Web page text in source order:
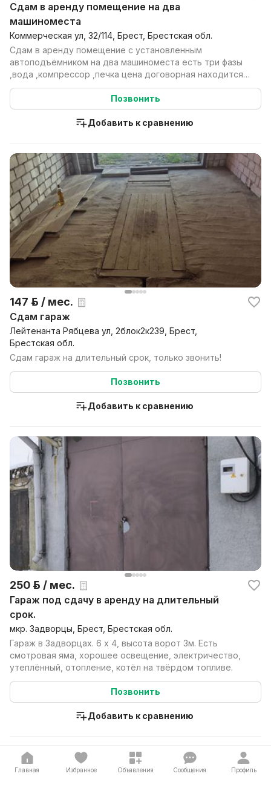
Сдам в аренду помещение на два
машиноместа
Коммерческая ул, 32/114, Брест, Брестская обл.
Сдам в аренду помещение с установленным
автоподъёмником на два машиноместа есть три фазы
,вода ,компрессор ,печка цена договорная находится
по улице ...
Позвонить
Добавить к сравнению
147 р. / мес.
Сдам гараж
Лейтенанта Рябцева ул, 2блок2к239, Брест,
Брестская обл.
Сдам гараж на длительный срок, только звонить!
Позвонить
Добавить к сравнению
250 р. / мес.
Гараж под сдачу в аренду на длительный
срок.
мкр. Задворцы, Брест, Брестская обл.
Гараж в Задворцах. 6 x 4, высота ворот 3м. Есть
смотровая яма, хорошее освещение, электричество,
утеплённый, отопление, котёл на твёрдом топливе.
Позвонить
Добавить к сравнению
Главная Избранное Объявления Сообщения Профиль